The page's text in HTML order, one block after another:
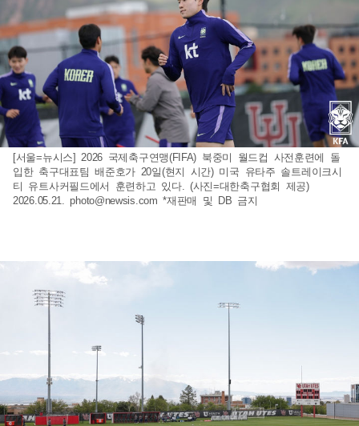
[서울=뉴시스] 2026 국제축구연맹(FIFA) 북중미 월드컵 사전훈련에 돌
입한 축구대표팀 배준호가 20일(현지 시간) 미국 유타주 솔트레이크시
티 유트사커필드에서 훈련하고 있다. (사진=대한축구협회 제공)
2026.05.21.photo@newsis.com *재판매 및 DB 금지